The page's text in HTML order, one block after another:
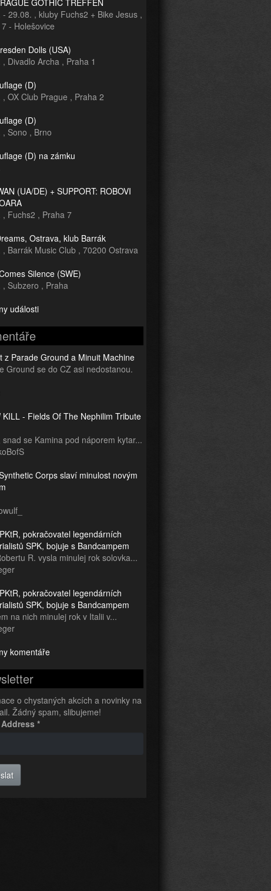
GOTHIC TREFFEN
- 29.08. , kluby Fuchs2 + Bike Jesus ,
- Holešovice
Dolls (USA)
, Divadlo Archa , Praha 1
(D)
, OX Club Prague , Praha 2
(D)
, Sono , Brno
(D) na zámku
(UA/DE) + SUPPORT: ROBOVI
, Fuchs2 , Praha 7
Ostrava, klub Barrák
, Barrák Music Club , 70200 Ostrava
Silence (SWE)
, Subzero , Praha
události
z Parade Ground a Minuit Machine
Ground se do CZ asi nedostanou.
KILL - Fields Of The Nephilim Tribute
snad se Kamina pod náporem kytar...
Corps slaví minulost novým
pokračovatel legendárních
SPK, bojuje s Bandcampem
R. vysla minulej rok solovka...
pokračovatel legendárních
SPK, bojuje s Bandcampem
na nich minulej rok v Italii v...
komentáře
o chystaných akcích a novinky na
Žádný spam, slibujeme!
*